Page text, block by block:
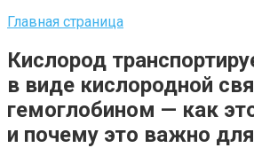
Главная страница
Кислород
в виде кислородной
гемоглобином — как
и почему это важно